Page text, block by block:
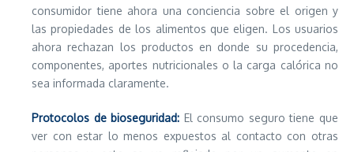
consumidor tiene ahora una conciencia sobre el origen y
las propiedades de los alimentos que eligen. Los usuarios
ahora rechazan los productos en donde su procedencia,
componentes, aportes nutricionales o la carga calórica no
sea informada claramente.
Protocolos de bioseguridad: El consumo seguro tiene que
ver con estar lo menos expuestos al contacto con otras